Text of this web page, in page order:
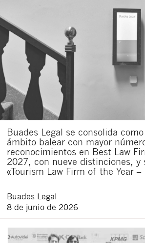
Buades Legal se consolida
ámbito balear con mayor
reconocimientos en Best Law
2027, con nueve distinciones, y
«Tourism Law Firm of the Year –
Buades Legal
8 de junio de 2026